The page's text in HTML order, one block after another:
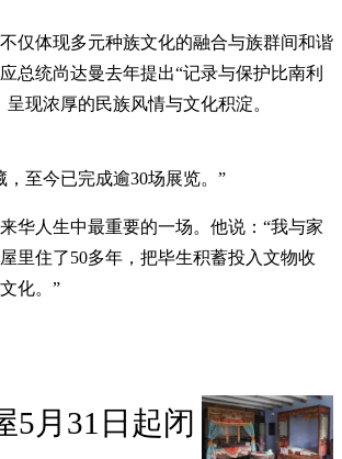
仅体现多元种族文化的融合与族群间和谐
总统尚达曼去年提出“记录与保护比南利
现浓厚的民族风情与文化积淀。
，至今已完成逾30场展览。”
华人生中最重要的一场。他说：“我与家
里住了50多年，把毕生积蓄投入文物收
化。”
5月31日起闭